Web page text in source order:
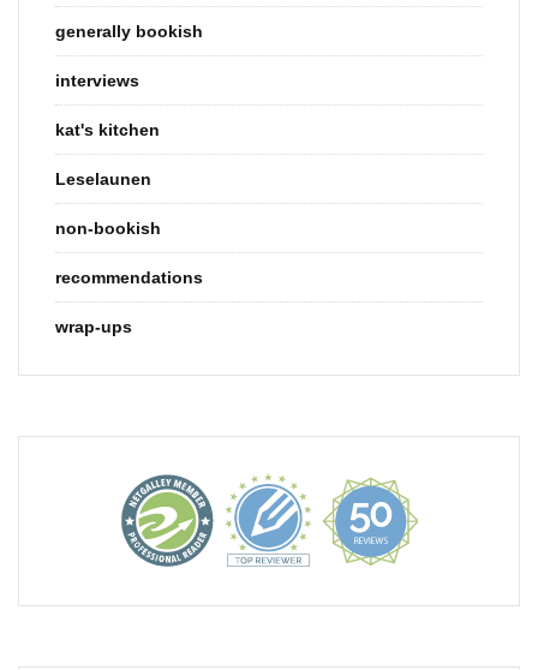
generally bookish
interviews
kat's kitchen
Leselaunen
non-bookish
recommendations
wrap-ups